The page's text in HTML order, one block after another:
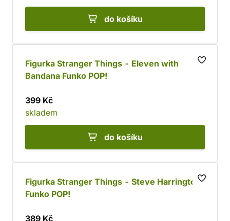
do košíku
Figurka Stranger Things - Eleven with
Bandana Funko POP!
399 Kč
skladem
do košíku
Figurka Stranger Things - Steve Harrington
Funko POP!
389 Kč